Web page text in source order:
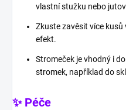
vlastní stužku nebo
Zkuste zavěsit více
efekt.
Stromeček je vhodný i
stromek, například do
✨ Péče